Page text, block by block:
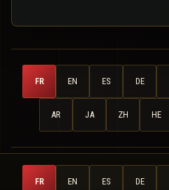
FR EN ES DE
AR JA ZH HE
FR EN ES DE